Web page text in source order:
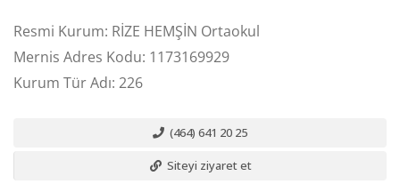
Resmi Kurum: RİZE HEMŞİN Ortaokul
Mernis Adres Kodu: 1173169929
Kurum Tür Adı: 226
(464) 641 20 25
Siteyi ziyaret et